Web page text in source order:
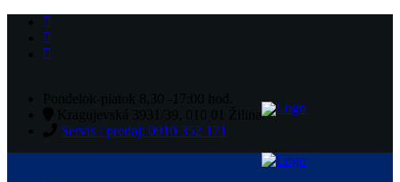
Servis / predaj: 0910 352 171